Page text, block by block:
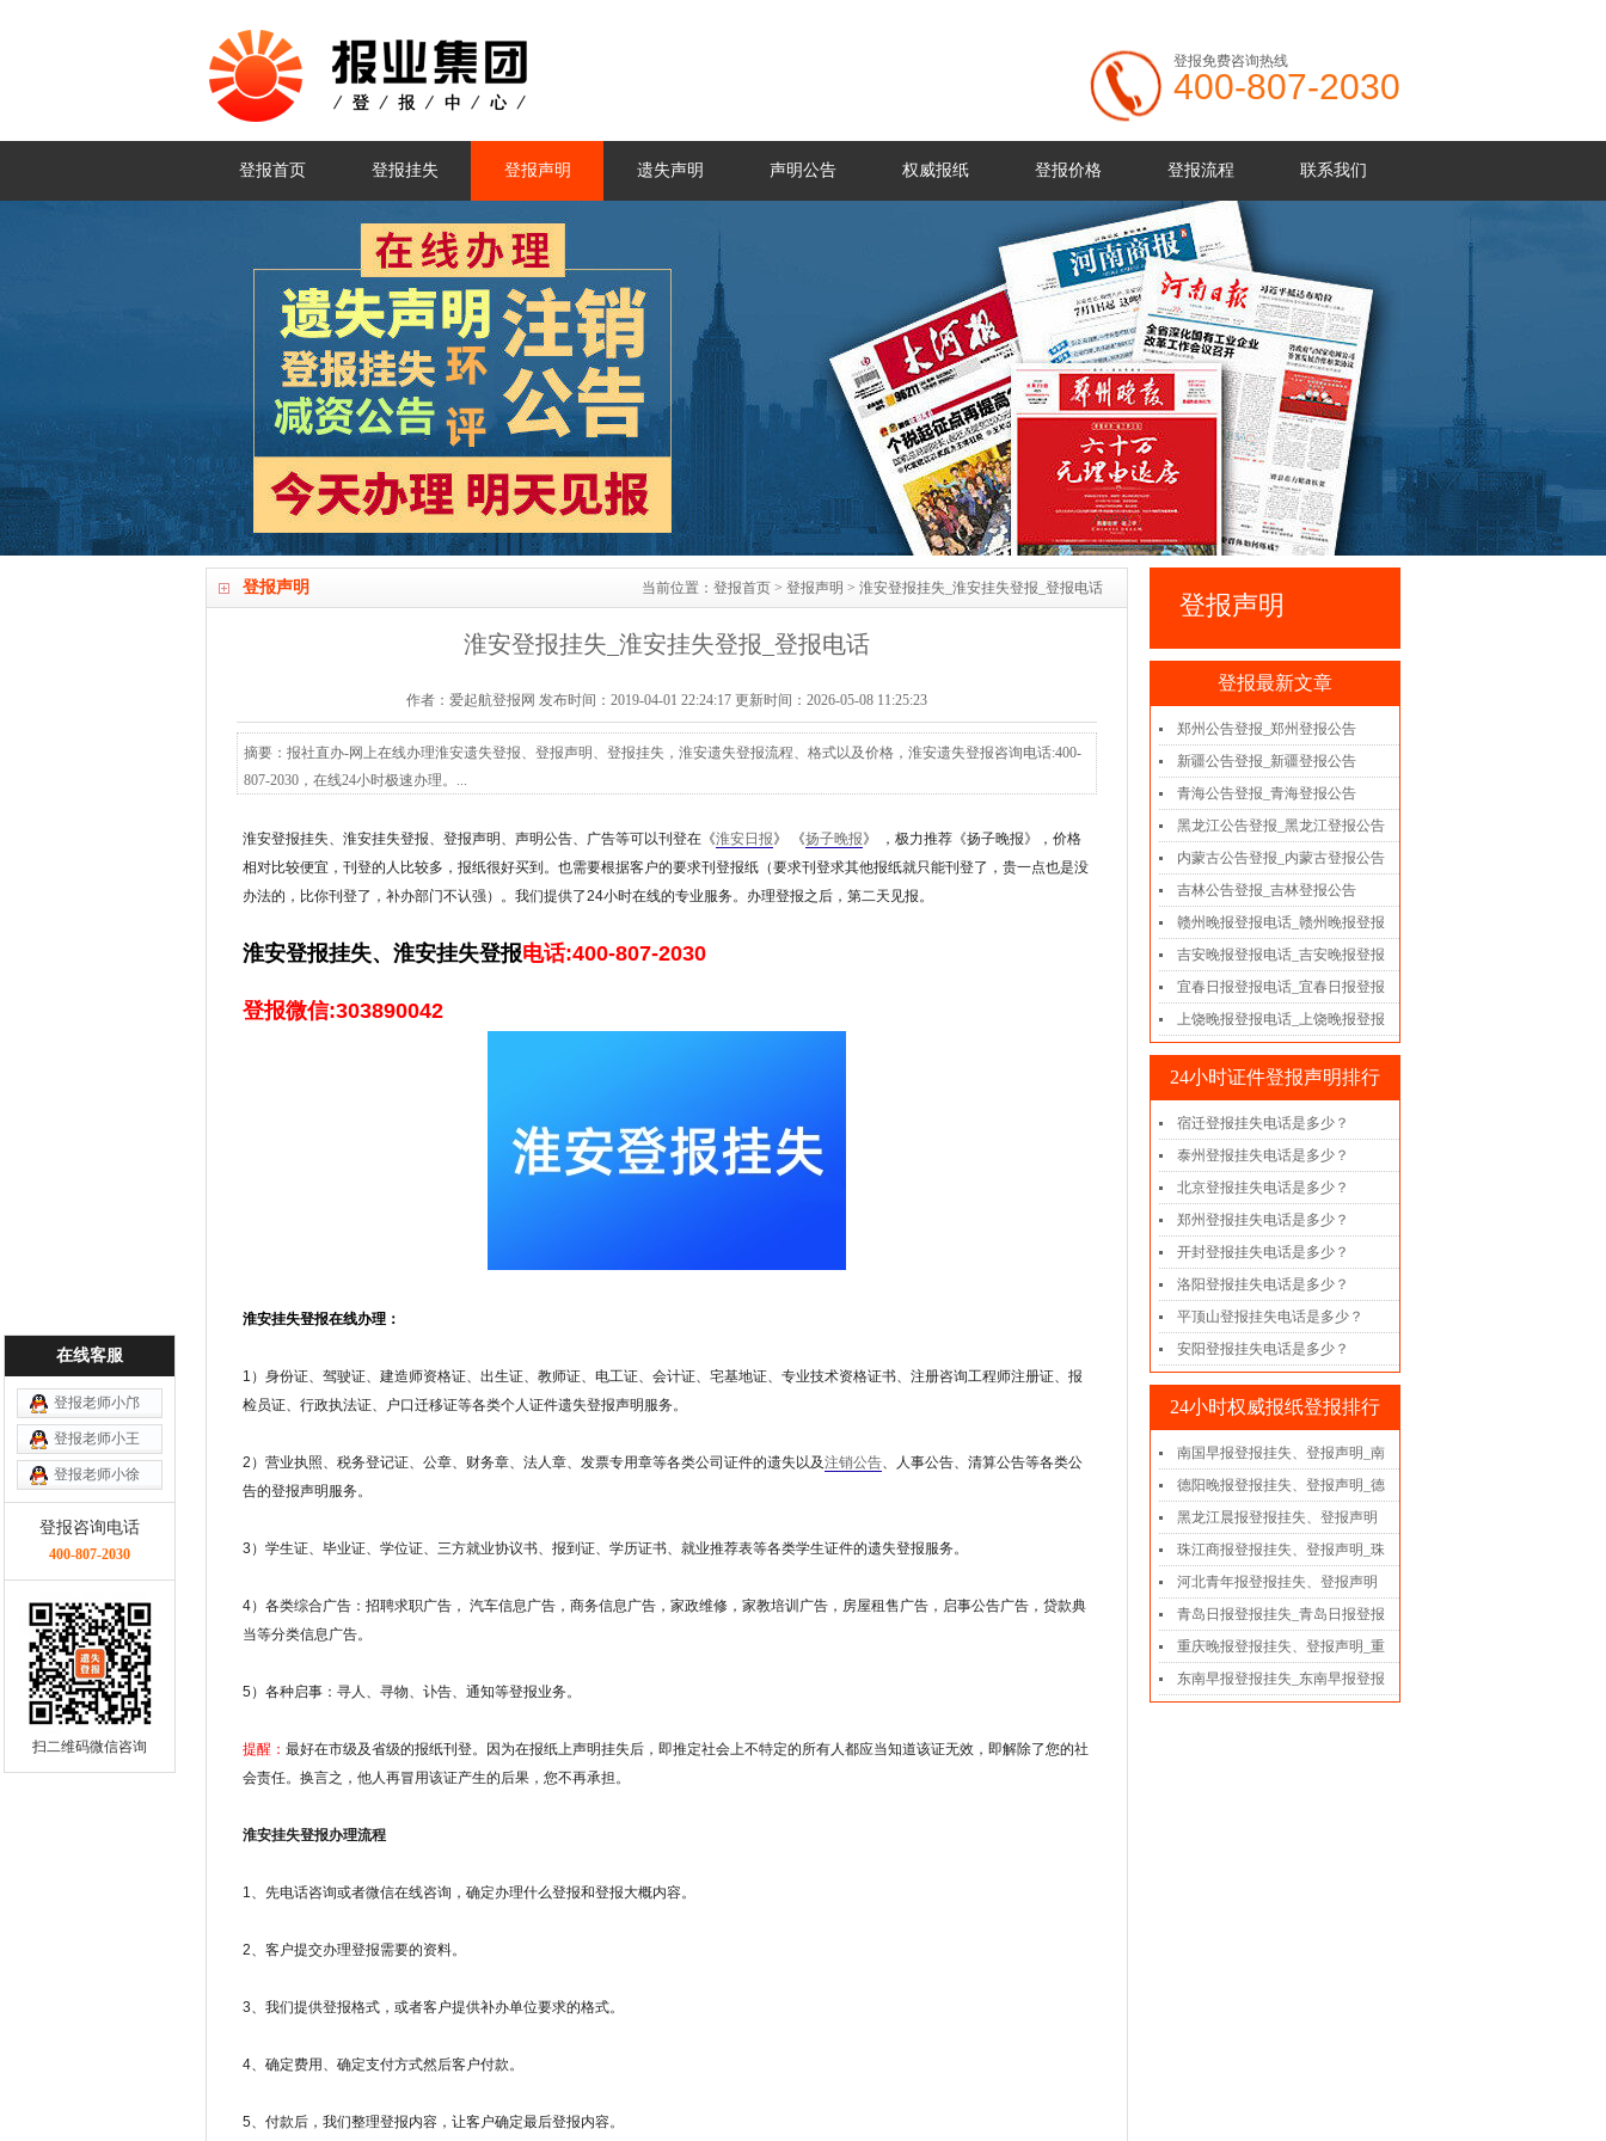
登报免费咨询热线
400-807-2030
登报首页 登报挂失 登报声明 遗失声明 声明公告 权威报纸 登报价格 登报流程 联系我们
登报声明 当前位置： 登报首页 > 登报声明 > 淮安登报挂失_淮安挂失登报_登报电话
淮安登报挂失_淮安挂失登报_登报电话
作者：爱起航登报网 发布时间：2019-04-01 22:24:17 更新时间：2026-05-08 11:25:23
摘要：报社直办-网上在线办理淮安遗失登报、登报声明、登报挂失，淮安遗失登报流程、格式以及价格，淮安遗失登报咨询电话:400-
807-2030，在线24小时极速办理。...
淮安登报挂失、淮安挂失登报、登报声明、声明公告、广告等可以刊登在《淮安日报》 《扬子晚报》
，极力推荐《扬子晚报》，价格
相对比较便宜，刊登的人比较多，报纸很好买到。也需要根据客户的要求刊登报纸（要求刊登求其他报纸就只能刊登了，贵一点也是没
办法的，比你刊登了，补办部门不认强）。我们提供了24小时在线的专业服务。办理登报之后，第二天见报。
淮安登报挂失、淮安挂失登报电话:400-807-2030
登报微信:303890042
淮安挂失登报在线办理：
1）身份证、驾驶证、建造师资格证、出生证、教师证、电工证、会计证、宅基地证、专业技术资格证书、注册咨询工程师注册证、报
检员证、行政执法证、户口迁移证等各类个人证件遗失登报声明服务。
2）营业执照、税务登记证、公章、财务章、法人章、发票专用章等各类公司证件的遗失以及注销公告、人事公告、清算公告等各类公
告的登报声明服务。
3）学生证、毕业证、学位证、三方就业协议书、报到证、学历证书、就业推荐表等各类学生证件的遗失登报服务。
4）各类综合广告：招聘求职广告， 汽车信息广告，商务信息广告，家政维修，家教培训广告，房屋租售广告，启事公告广告，贷款典
当等分类信息广告。
5）各种启事：寻人、寻物、讣告、通知等登报业务。
提醒： 最好在市级及省级的报纸刊登。因为在报纸上声明挂失后，即推定社会上不特定的所有人都应当知道该证无效，即解除了您的社
会责任。换言之，他人再冒用该证产生的后果，您不再承担。
淮安挂失登报办理流程
1、先电话咨询或者微信在线咨询，确定办理什么登报和登报大概内容。
2、客户提交办理登报需要的资料。
3、我们提供登报格式，或者客户提供补办单位要求的格式。
4、确定费用、确定支付方式然后客户付款。
5、付款后，我们整理登报内容，让客户确定最后登报内容。
登报声明
登报最新文章
郑州公告登报_郑州登报公告
新疆公告登报_新疆登报公告
青海公告登报_青海登报公告
黑龙江公告登报_黑龙江登报公告
内蒙古公告登报_内蒙古登报公告
吉林公告登报_吉林登报公告
赣州晚报登报电话_赣州晚报登报
吉安晚报登报电话_吉安晚报登报
宜春日报登报电话_宜春日报登报
上饶晚报登报电话_上饶晚报登报
24小时证件登报声明排行
宿迁登报挂失电话是多少？
泰州登报挂失电话是多少？
北京登报挂失电话是多少？
郑州登报挂失电话是多少？
开封登报挂失电话是多少？
洛阳登报挂失电话是多少？
平顶山登报挂失电话是多少？
安阳登报挂失电话是多少？
24小时权威报纸登报排行
南国早报登报挂失、登报声明_南
德阳晚报登报挂失、登报声明_德
黑龙江晨报登报挂失、登报声明
珠江商报登报挂失、登报声明_珠
河北青年报登报挂失、登报声明
青岛日报登报挂失_青岛日报登报
重庆晚报登报挂失、登报声明_重
东南早报登报挂失_东南早报登报
在线客服
登报老师小邝
登报老师小王
登报老师小徐
登报咨询电话
400-807-2030
扫二维码微信咨询